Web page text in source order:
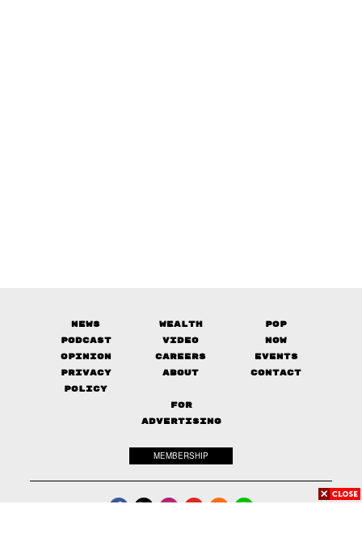
News Wealth
Pop
Podcast
Video
Now
Opinion
Careers
Events
Privacy
Policy
About Contact
FOR
ADVERTISING
MEMBERSHIP